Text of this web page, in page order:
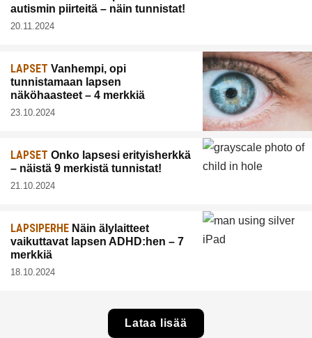
autismin piirteitä – näin tunnistat!
20.11.2024
LAPSET Vanhempi, opi
tunnistamaan lapsen
näköhaasteet – 4 merkkiä
23.10.2024
LAPSET Onko lapsesi erityisherkkä
– näistä 9 merkistä tunnistat!
21.10.2024
LAPSIPERHE Näin älylaitteet
vaikuttavat lapsen ADHD:hen – 7
merkkiä
18.10.2024
Lataa lisää